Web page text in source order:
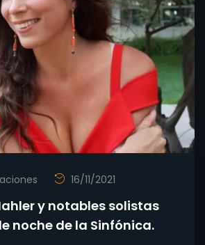
16/11/2021
y notables solistas
noche de la Sinfónica.